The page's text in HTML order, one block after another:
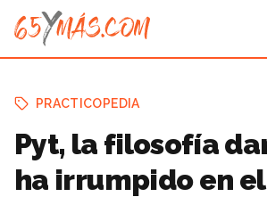
PRACTICOPEDIA
Pyt, la filosofía
ha irrumpido en